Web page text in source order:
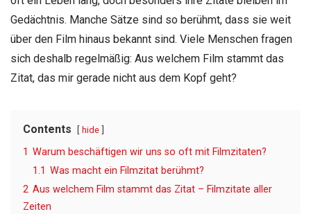
Gedächtnis. Manche Sätze sind so berühmt, dass sie weit
über den Film hinaus bekannt sind. Viele Menschen fragen
sich deshalb regelmäßig: Aus welchem Film stammt das
Zitat, das mir gerade nicht aus dem Kopf geht?
Contents hide
1 Warum beschäftigen wir uns so oft mit Filmzitaten?
1.1 Was macht ein Filmzitat berühmt?
2 Aus welchem Film stammt das Zitat – Filmzitate aller
Zeiten